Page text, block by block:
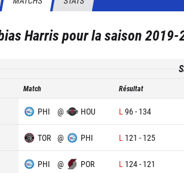
Harrispour la saison2019-
Match Résultat
PHI @ HOU L 96- 134
TOR @ PHI L 121 - 125
PHI @ POR L 124- 121